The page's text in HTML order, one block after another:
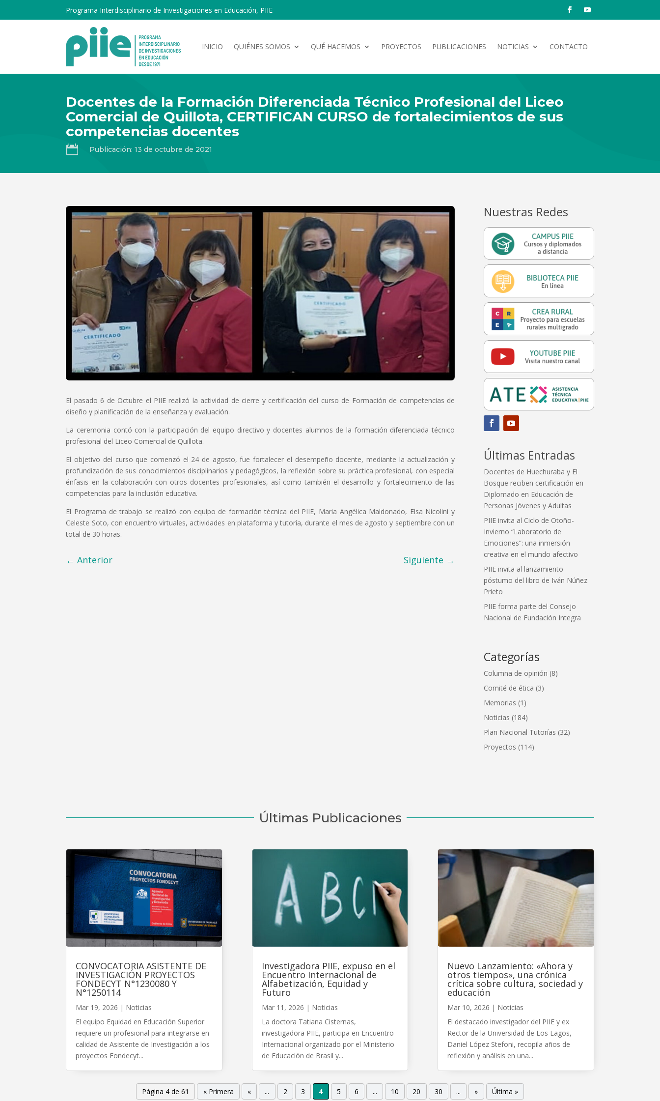
Programa Interdisciplinario de Investigaciones en Educación, PIIE
INICIO QUIÉNES SOMOS QUÉ HACEMOS PROYECTOS PUBLICACIONES NOTICIAS CONTACTO
Docentes de la Formación Diferenciada Técnico Profesional del Liceo
Comercial de Quillota, CERTIFICAN CURSO de fortalecimientos de sus
competencias docentes
 Publicación: 13 de octubre de 2021
El pasado 6 de Octubre el PIIE realizó la actividad de cierre y certificación del curso de Formación de competencias de
diseño y planificación de la enseñanza y evaluación.
La ceremonia contó con la participación del equipo directivo y docentes alumnos de la formación diferenciada técnico
profesional del Liceo Comercial de Quillota.
El objetivo del curso que comenzó el 24 de agosto, fue fortalecer el desempeño docente, mediante la actualización y
profundización de sus conocimientos disciplinarios y pedagógicos, la reflexión sobre su práctica profesional, con especial
énfasis en la colaboración con otros docentes profesionales, así como también el desarrollo y fortalecimiento de las
competencias para la inclusión educativa.
El Programa de trabajo se realizó con equipo de formación técnica del PIIE, Maria Angélica Maldonado, Elsa Nicolini y
Celeste Soto, con encuentro virtuales, actividades en plataforma y tutoría, durante el mes de agosto y septiembre con un
total de 30 horas.
←Anterior Siguiente →
Nuestras Redes
Últimas Entradas
Docentes de Huechuraba y El
Bosque reciben certificación en
Diplomado en Educación de
Personas Jóvenes y Adultas
PIIE invita al Ciclo de Otoño-
Invierno “Laboratorio de
Emociones”: una inmersión
creativa en el mundo afectivo
PIIE invita al lanzamiento
póstumo del libro de Iván Núñez
Prieto
PIIE forma parte del Consejo
Nacional de Fundación Integra
Categorías
Columna de opinión (8)
Comité de ética (3)
Memorias (1)
Noticias (184)
Plan Nacional Tutorías (32)
Proyectos (114)
Últimas Publicaciones
CONVOCATORIA ASISTENTE DE
INVESTIGACIÓN PROYECTOS
FONDECYT N°1230080 Y
N°1250114
Mar 19, 2026 | Noticias
El equipo Equidad en Educación Superior
requiere un profesional para integrarse en
calidad de Asistente de Investigación a los
proyectos Fondecyt...
Investigadora PIIE, expuso en el
Encuentro Internacional de
Alfabetización, Equidad y
Futuro
Mar 11, 2026 | Noticias
La doctora Tatiana Cisternas,
investigadora PIIE, participa en Encuentro
Internacional organizado por el Ministerio
de Educación de Brasil y...
Nuevo Lanzamiento: «Ahora y
otros tiempos», una crónica
crítica sobre cultura, sociedad y
educación
Mar 10, 2026 | Noticias
El destacado investigador del PIIE y ex
Rector de la Universidad de Los Lagos,
Daniel López Stefoni, recopila años de
reflexión y análisis en una...
Página 4 de 61 « Primera « ... 2 3 4 5 6 ... 10 20 30 ... » Última »